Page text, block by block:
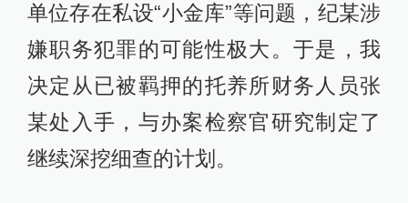
单位存在私设“小金库”等问题，纪某涉
嫌职务犯罪的可能性极大。于是，我
决定从已被羁押的托养所财务人员张
某处入手，与办案检察官研究制定了
继续深挖细查的计划。